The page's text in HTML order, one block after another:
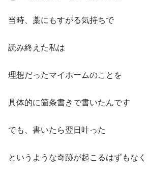
当時、藁にもすがる気持ちで
読み終えた私は
理想だったマイホームのことを
具体的に箇条書きで書いたんです
でも、書いたら翌日叶った
というような奇跡が起こるはずもなく